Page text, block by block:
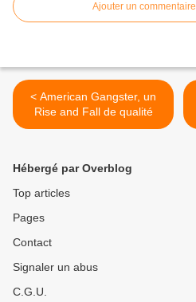
Ajouter un commentaire
< American Gangster, un
Rise and Fall de qualité
Hébergé par Overblog
Top articles
Pages
Contact
Signaler un abus
C.G.U.